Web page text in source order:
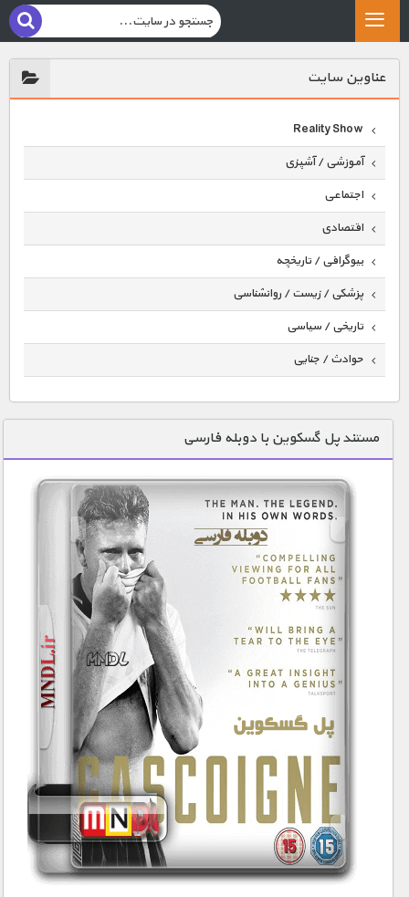
عناوين سايت
Reality Show
آموزشی / آشپزی
اجتماعی
اقتصادی
بیوگرافی / تاریخچه
پزشکی / زیست / روانشناسی
تاریخی / سیاسی
حوادث / جنایی
دنیای خوراکی ها
زمین شناسی / محیط زیست
سازه/ معماری/ مهندسی
سرگرمی
شناخت کودکان
طبیعت
علم و فناوری
فرهنگ / هنر
کیهان / نجوم
گردشگری
ماورایی
مسابقات / ورزشی
مستند های اختصاصی
مستند پل گسکوین با دوبله فارسی